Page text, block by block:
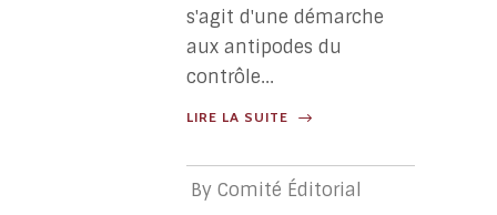
s'agit d'une démarche
aux antipodes du
contrôle...
LIRE LA SUITE
By Comité Éditorial